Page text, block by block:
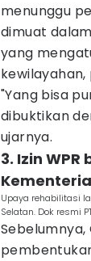
menunggu
dimuat
yang
"Yang bisa
dibuktikan
ujarnya.
3. Izin
Upaya rehabilitasi
Selatan. Dok resmi